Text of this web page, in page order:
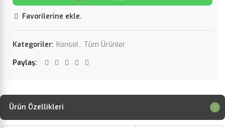
Favorilerine ekle.
Kategoriler: Konsol, Tüm Ürünler
Paylaş
Ürün Özellikleri